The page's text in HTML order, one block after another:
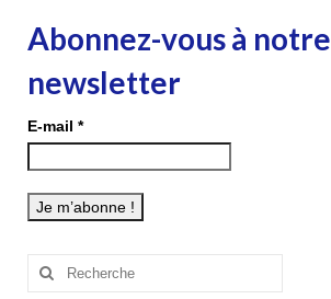
Abonnez-vous à notre
newsletter
E-mail *
Rechercher